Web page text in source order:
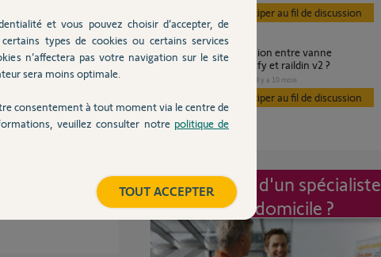
IO
Participer au fil de discussion
problème de connexion entre vanne
thermostatique somfy et raildin v2 ?
il y a 10 mois
Participer au fil de discussion
Intervention d'un spécialiste
à mon domicile ?
et vous pouvez choisir d’accepter, de
types de cookies ou certains services
n’affectera pas votre navigation sur le site
sera moins optimale.
consentement à tout moment via le centre de
veuillez consulter notre politique de
TOUT ACCEPTER